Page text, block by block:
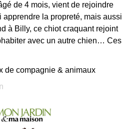
de 4 mois, vient de rejoindre
apprendre la propreté, mais aussi
à Billy, ce chiot craquant rejoint
avec un autre chien… Ces
de compagnie & animaux